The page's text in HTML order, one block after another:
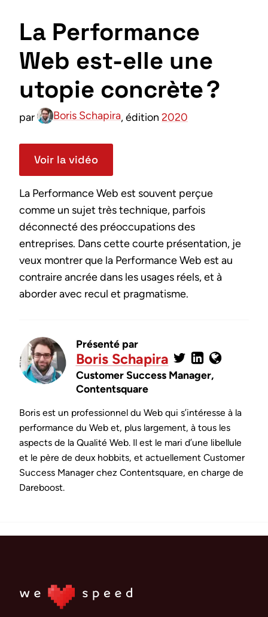
La Performance
Web est-elle une
utopie concrète ?
par Boris Schapira, édition 2020
Voir la vidéo
La Performance Web est souvent perçue
comme un sujet très technique, parfois
déconnecté des préoccupations des
entreprises. Dans cette courte présentation, je
veux montrer que la Performance Web est au
contraire ancrée dans les usages réels, et à
aborder avec recul et pragmatisme.
Boris Schapira
Présenté par
Boris Schapira
Customer Success Manager,
Contentsquare
Boris est un professionnel du Web qui s’intéresse à la
performance du Web et, plus largement, à tous les
aspects de la Qualité Web. Il est le mari d’une libellule
et le père de deux hobbits, et actuellement Customer
Success Manager chez Contentsquare, en charge de
Dareboost.